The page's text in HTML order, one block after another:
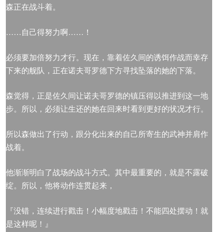
森正在战斗着。
……自己得努力啊……！
必须要加倍努力才行。现在，靠着佐久间的诱饵作战而幸存
下来的舰队，正在诺夫哥罗德下方寻找坠落的她的下落。
森觉得，正是佐久间让诺夫哥罗德的镇压得以推进到这一地
步。所以，必须让生还的她在回来时看到更好的状况才行。
所以森做出了行动，跟分化出来的自己所寄生的武神并肩作
战着。
他渐渐明白了战场的战斗方式。其中最重要的，就是不露破
绽。所以，他将动作连贯起来，
『没错，连续进行戳击！小幅度地戳击！不能四处摆动！就
是这样呢！』